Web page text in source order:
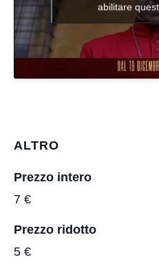
abilitare
ALTRO
Prezzo intero
7 €
Prezzo ridotto
5 €